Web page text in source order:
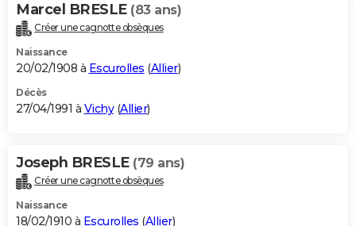
Marcel BRESLE (83 ans)
Créer une cagnotte obsèques
Naissance
20/02/1908 à Escurolles (Allier)
Décès
27/04/1991 à Vichy(Allier)
Joseph BRESLE (79 ans)
Créer une cagnotte obsèques
Naissance
18/02/1910 à Escurolles (Allier)